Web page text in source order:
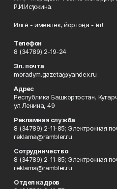
Р.И.Исҡужина.
Илгә - именлек, йортоңа - ҡот!
Телефон
8 (34789) 2-19-24
Эл. почта
moradym.gazeta@yandex.ru
Адрес
Республика Башкортостан,
ул.Ленина, 49
Рекламная служба
8 (34789) 2-11-85; Электронная
reklama@rambler.ru
Сотрудничество
8 (34789) 2-11-85; Электронная
reklama@rambler.ru
Отдел кадров